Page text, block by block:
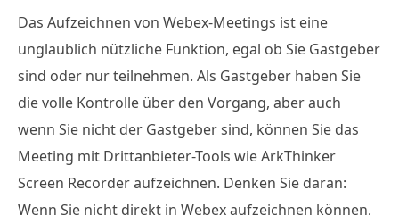
Das Aufzeichnen von Webex-Meetings ist eine
unglaublich nützliche Funktion, egal ob Sie Gastgeber
sind oder nur teilnehmen. Als Gastgeber haben Sie
die volle Kontrolle über den Vorgang, aber auch
wenn Sie nicht der Gastgeber sind, können Sie das
Meeting mit Drittanbieter-Tools wie ArkThinker
Screen Recorder aufzeichnen. Denken Sie daran:
Wenn Sie nicht direkt in Webex aufzeichnen können,